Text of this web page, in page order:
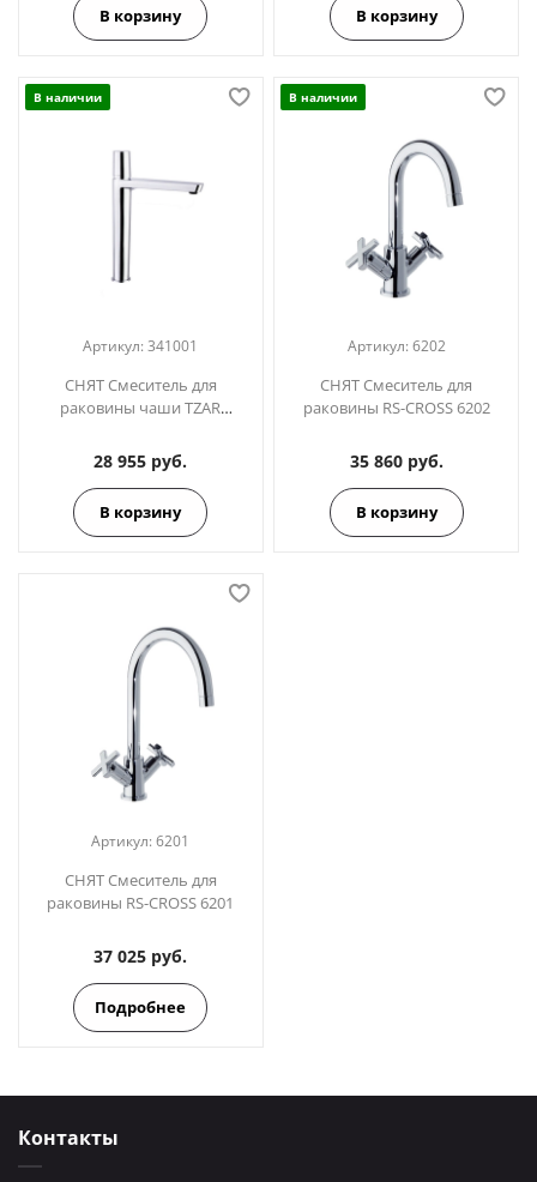
В корзину В корзину
В наличии
Артикул:341001
СНЯТ Смеситель для
раковины чаши TZAR
28 955 руб.
В корзину
В наличии
Артикул: 6202
СНЯТ Смеситель для
раковины RS-CROSS 6202
35 860 руб.
В корзину
Артикул:6201
СНЯТ Смеситель для
раковины RS-CROSS 6201
37 025 руб.
Подробнее
Контакты